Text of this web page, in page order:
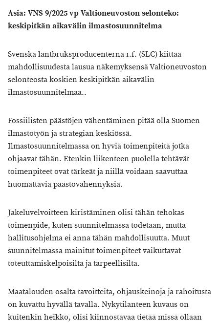
Asia: VNS 9/2025 vp Valtioneuvoston selonteko:
keskipitkän aikavälin ilmastosuunnitelma
Svenska lantbruksproducenterna r.f. (SLC) kiittää
mahdollisuudesta lausua näkemyksensä Valtioneuvoston
selonteosta koskien keskipitkän aikavälin
ilmastosuunnitelmaa..
Fossiilisten päästöjen vähentäminen pitää olla Suomen
ilmastotyön ja strategian keskiössä.
Ilmastosuunnitelmassa on hyviä toimenpiteitä jotka
ohjaavat tähän. Etenkin liikenteen puolella tehtävät
toimenpiteet ovat tärkeät ja niillä voidaan saavuttaa
huomattavia päästövähennyksiä.
Jakeluvelvoitteen kiristäminen olisi tähän tehokas
toimenpide, kuten suunnitelmassa todetaan, mutta
hallitusohjelma ei anna tähän mahdollisuutta. Muut
suunnitelmassa mainitut toimenpiteet vaikuttavat
toteuttamiskelpoisilta ja tarpeellisilta.
Maatalouden osalta tavoitteita, ohjauskeinoja ja rahoitusta
on kuvattu hyvällä tavalla. Nykytilanteen kuvaus on
kuitenkin heikko, olisi kiinnostavaa tietää missä ollaan